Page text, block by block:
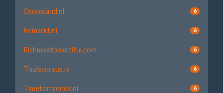
Oppasland.nl 6
Remarkt.nl 6
Richmeetbeautiful.com 6
Thuiscursus.nl 6
Timefortrends.nl 6